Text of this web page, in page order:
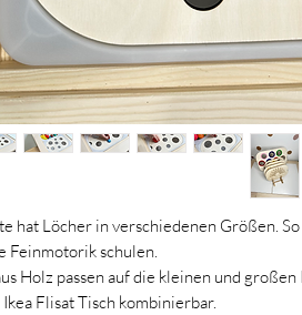
hat Löcher in verschiedenen Größen.
Feinmotorik schulen.
Holz passen auf die kleinen und großen
Flisat Tisch kombinierbar.